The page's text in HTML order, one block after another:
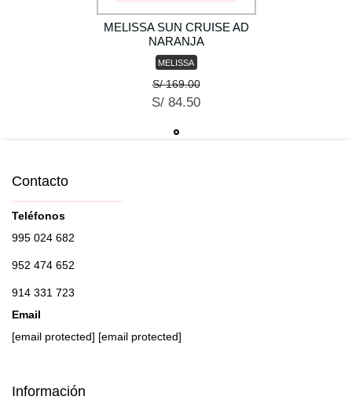
MELISSA SUN CRUISE AD
NARANJA
MELISSA
S/ 169.00
S/ 84.50
Contacto
Teléfonos
995 024 682
952 474 652
914 331 723
Email
[email protected] [email protected]
Información